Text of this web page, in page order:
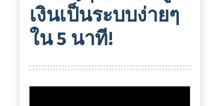
เงินเป็นระบบง่ายๆ
ใน 5 นาที!